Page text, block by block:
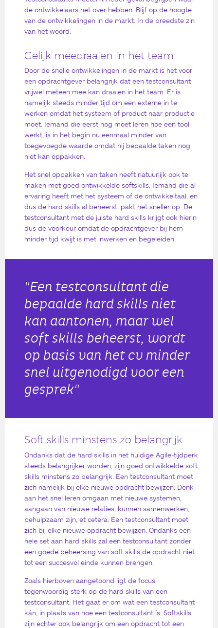
de ontwikkelaars het over hebben. Blijf op de hoogte
van de ontwikkelingen in de markt. In de breedste zin
van het woord.
Gelijk meedraaien in het team
Door de snelle ontwikkelingen in de markt is het voor
een opdrachtgever belangrijk dat een testconsultant
vrijwel meteen mee kan draaien in het team. Er is
namelijk steeds minder tijd om een externe in te
werken omdat het systeem of product naar productie
moet. Iemand die eerst nog moet leren hoe een tool
werkt, is in het begin nu eenmaal minder van
toegevoegde waarde omdat hij bepaalde taken nog
niet kan oppakken.
Het snel oppakken van taken heeft natuurlijk ook te
maken met goed ontwikkelde softskills. Iemand die al
ervaring heeft met het systeem of de ontwikkeltaal, en
dus de hard skills al beheerst, pakt het sneller op. De
testconsultant met de juiste hard skills krijgt ook hierin
dus de voorkeur omdat de opdrachtgever bij hem
minder tijd kwijt is met inwerken en begeleiden.
"Een testconsultant die
bepaalde hard skills niet
kan aantonen, maar wel
soft skills beheerst, wordt
op basis van het cv minder
snel uitgenodigd voor een
gesprek"
Soft skills minstens zo belangrijk
Ondanks dat de hard skills in het huidige Agile-tijdperk
steeds belangrijker worden, zijn goed ontwikkelde soft
skills minstens zo belangrijk. Een testconsultant moet
zich namelijk bij elke nieuwe opdracht bewijzen. Denk
aan het snel leren omgaan met nieuwe systemen,
aangaan van nieuwe relaties, kunnen samenwerken,
behulpzaam zijn, et cetera. Een testconsultant moet
zich bij elke nieuwe opdracht bewijzen. Ondanks een
hele set aan hard skills zal een testconsultant zonder
een goede beheersing van soft skills de opdracht niet
tot een succesvol einde kunnen brengen.
Zoals hierboven aangetoond ligt de focus
tegenwoordig sterk op de hard skills van een
testconsultant. Het gaat er om wat een testconsultant
kán, in plaats van hoe een testconsultant ís. Softskills
zijn echter ook belangrijk om een opdracht tot een